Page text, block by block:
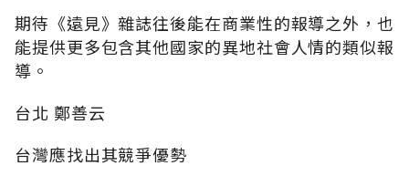
期待《遠見》雜誌往後能在商業性的報導之外，也
能提供更多包含其他國家的異地社會人情的類似報
導。
台北 鄭善云
台灣應找出其競爭優勢